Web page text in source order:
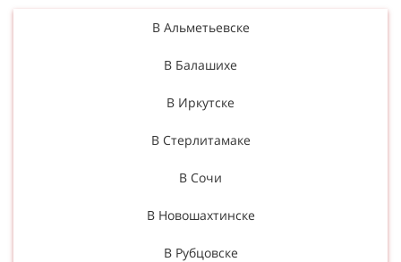
В Альметьевске
В Балашихе
В Иркутске
В Стерлитамаке
В Сочи
В Новошахтинске
В Рубцовске